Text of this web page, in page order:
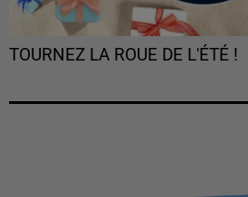
TOURNEZ LA ROUE DE L'ÉTÉ !